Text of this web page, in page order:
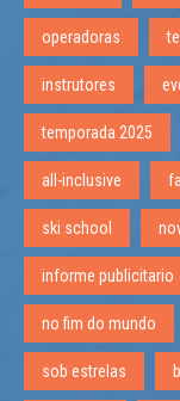
operadoras
instrutores
temporada 2025
all-inclusive
ski school
informe publicitario
no fim do mundo
sob estrelas